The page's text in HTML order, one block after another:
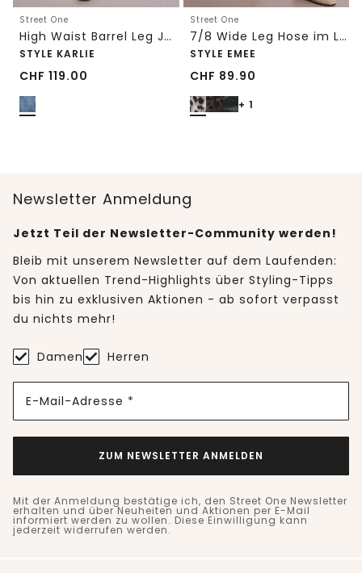
Street One
High Waist Barrel Leg Jeans im Loose Fit
STYLE KARLIE
CHF 119.00
Street One
7/8 Wide Leg Hose im Loose Fit mit Print
STYLE EMEE
CHF 89.90
+ 1
Newsletter Anmeldung
Jetzt Teil der Newsletter-Community werden!
Bleib mit unserem Newsletter auf dem Laufenden:
Von aktuellen Trend-Highlights über Styling-Tipps
bis hin zu exklusiven Aktionen - ab sofort verpasst
du nichts mehr!
Damen Herren
E-Mail-Adresse *
ZUM NEWSLETTER ANMELDEN
Mit der Anmeldung bestätige ich, den Street One Newsletter
erhalten und über Neuheiten und Aktionen per E-Mail
informiert werden zu wollen. Diese Einwilligung kann
jederzeit widerrufen werden.